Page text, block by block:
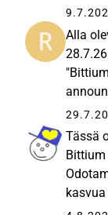
saa
hitaus
Alla
its
Tässä